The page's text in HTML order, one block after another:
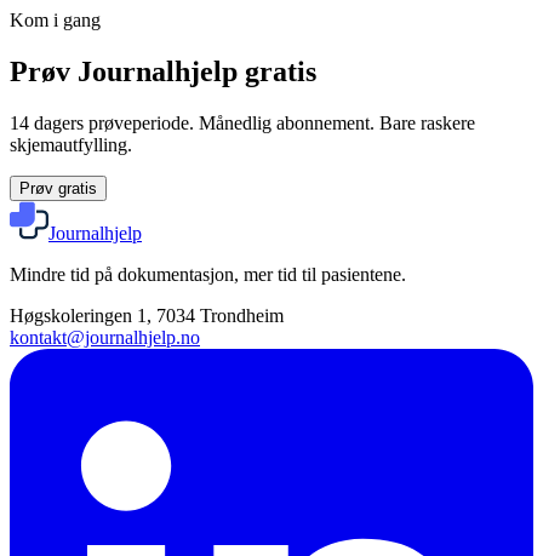
Kom i gang
Prøv Journalhjelp gratis
14 dagers prøveperiode. Månedlig abonnement. Bare raskere
skjemautfylling.
Prøv gratis
Journalhjelp
Mindre tid på dokumentasjon, mer tid til pasientene.
Høgskoleringen 1, 7034 Trondheim
kontakt@journalhjelp.no